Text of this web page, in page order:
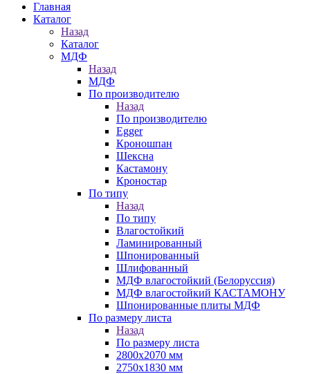
Главная
Каталог
Назад
Каталог
МДФ
Назад
МДФ
По производителю
Назад
По производителю
Egger
Кроношпан
Шексна
Кастамону
Кроностар
По типу
Назад
По типу
Влагостойкий
Ламинированный
Шпонированный
Шлифованный
МДФ влагостойкий (Белоруссия)
МДФ влагостойкий КАСТАМОНУ
Шпонированные плиты МДФ
По размеру листа
Назад
По размеру листа
2800х2070 мм
2750х1830 мм